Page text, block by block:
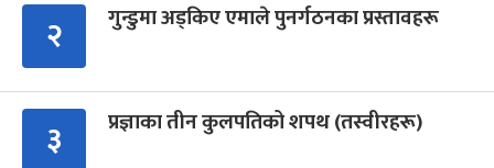
२ गुन्डुमा अड्किए एमाले पुनर्गठनका प्रस्तावहरू
३ प्रज्ञाका तीन कुलपतिको शपथ (तस्वीरहरू)